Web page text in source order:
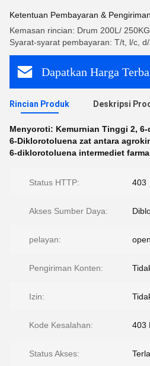
Ketentuan Pembayaran & Pengiriman
Kemasan rincian: Drum 200L/
Syarat-syarat pembayaran: T/t, l/c,
Dapatkan Harga
Rincian Produk Deskripsi
Menyoroti: Kemurnian Tinggi 2, 6-
6-Diklorotoluena zat antara
6-diklorotoluena intermediet
Status HTTP: 403
Akses Sumber Daya:
pelayan:
Pengiriman Konten:
Izin:
Kode Kesalahan: 403
Status Akses: